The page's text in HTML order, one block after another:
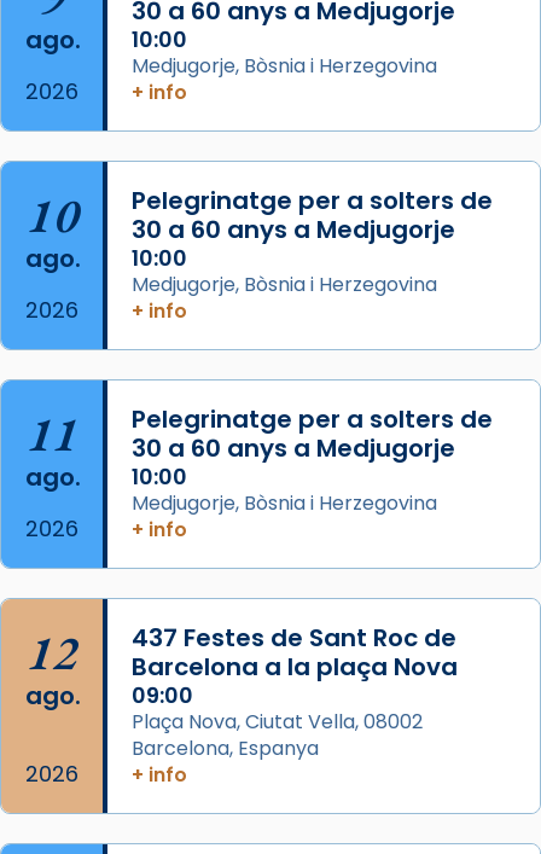
2 weeks ago
Aquest dilluns, 27 de juliol, ha tingut lloc la
missa d’acció de gràcies en agraïment al
comitè organitzador de la visita apostòlica
del Sant Pare Lleó XIV a Barcelona, i als
col·laboradors, a la Catedral de Barcelona.
L’arquebisbe de Barcelona, el cardenal Joan
Josep Omella, ha presidit la missa i l’ha
concelebrat el bisbe auxiliar de Barcelona,
Mons. David Abadías.
📸 Dr. G. Simón
Foto
View on Facebook · Share
Arquebisbat de Barcelona
2 weeks ago
Acompanyant la història de sant Cugat, a
partir de l’Edat Mitjana sorgeix la tradició
que les santes Juliana (“relatiu a Júlia”) i
Semproniana (“relatiu a Semprònia =
eterna”) són deixebles seves. I l’any 1667, el
frare Joan Gaspar Roig, afirma en una obra
que les santes són filles de l’antiga Iluro.
Mataró en reivindicarà les relíq
ago.
2026
30 a 60 anys a Medjugorje
10:00
Medjugorje, Bòsnia i Herzegovina
+ info
10
ago.
2026
Pelegrinatge per a solters de
30 a 60 anys a Medjugorje
10:00
Medjugorje, Bòsnia i Herzegovina
+ info
11
ago.
2026
Pelegrinatge per a solters de
30 a 60 anys a Medjugorje
10:00
Medjugorje, Bòsnia i Herzegovina
+ info
12
ago.
2026
437 Festes de Sant Roc de
Barcelona a la plaça Nova
09:00
Plaça Nova, Ciutat Vella, 08002
Barcelona, Espanya
+ info